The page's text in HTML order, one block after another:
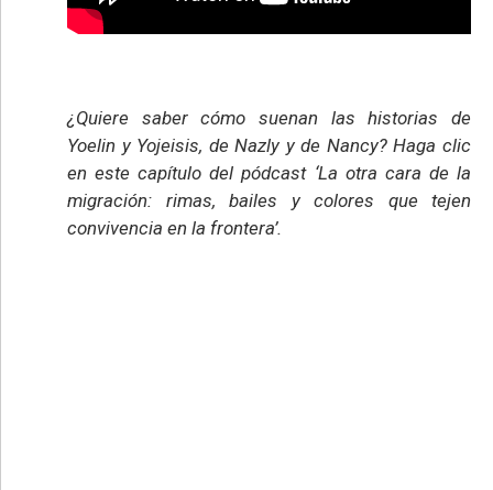
¿Quiere saber cómo suenan las historias de
Yoelin y Yojeisis, de Nazly y de Nancy? Haga clic
en este capítulo del pódcast ‘La otra cara de la
migración: rimas, bailes y colores que tejen
convivencia en la frontera’.